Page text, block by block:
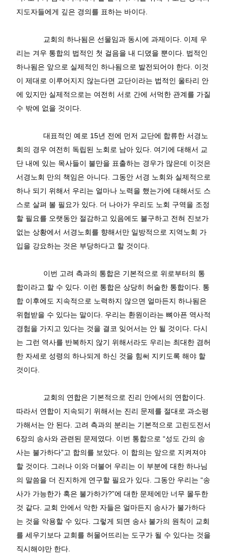
지도자들에게 깊은 경의를 표하는 바이다
교회의 하나됨은 선물임과 동시에 과제이다 이제 우
리는 겨우 통합의 법적인 첫 걸음을 내 디뎠을 뿐이다 법적인
하나됨은 앞으로 실제적인 하나됨으로 발전되어야 한다 이것
이 제대로 이루어지지 않는다면 교단이라는 법적인 울타리 안
에 있지만 실제적으로는 여전히 서로 간에 서먹한 관계를 가질
수 밖에 없을 것이다
대표적인 예로 15년 전에 먼저 교단에 합류한 서경노
회의 경우 여전히 독립된 노회로 남아 있다 여기에 대해서 교
단 내에 있는 목사들이 불만을 표출하는 경우가 많은데 이것은
서경노회 만의 책임은 아니다 그동안 서경 노회와 실제적으로
하나 되기 위해서 우리는 얼마나 노력을 했는가에 대해서도 스
스로 살펴 볼 필요가 있다 더 나아가 우리도 노회 구역을 조정
할 필요를 오랫동안 절감하고 있음에도 불구하고 전혀 진보가
없는 상황에서 서경노회를 향해서만 일방적으로 지역노회 가
입을 강요하는 것은 부당하다고 할 것이다
이번 고려 측과의 통합은 기본적으로 위로부터의 통
합이라고 할 수 있다 이런 통합은 상당히 허술한 통합이다 통
합 이후에도 지속적으로 노력하지 않으면 얼마든지 하나됨은
위협받을 수 있다는 말이다 우리는 환원이라는 뼈아픈 역사적
경험을 가지고 있다는 것을 결코 잊어서는 안 될 것이다 다시
는 그런 역사를 반복하지 않기 위해서라도 우리는 최대한 겸허
한 자세로 성령의 하나되게 하신 것을 힘써 지키도록 해야 할
것이다
교회의 연합은 기본적으로 진리 안에서의 연합이다
따라서 연합이 지속되기 위해서는 진리 문제를 절대로 과소평
가해서는 안 된다 고려 측과의 분리는 기본적으로 고린도전서
6장의 송사와 관련된 문제였다 이번 통합으로 “성도 간의 송
사는 불가하다”고 합의를 보았다 이 합의는 앞으로 지켜져야
할 것이다 그러나 이와 더불어 우리는 이 부분에 대한 하나님
의 말씀을 더 진지하게 연구할 필요가 있다 그동안 우리는 “송
사가 가능한가 혹은 불가하가?”에 대한 문제에만 너무 몰두한
것 같다 교회 안에서 악한 자들은 얼마든지 송사가 불가하다
는 것을 악용할 수 있다 그렇게 되면 송사 불가의 원칙이 교회
를 세우기보다 교회를 허물어뜨리는 도구가 될 수 있다는 것을
직시해야만 한다